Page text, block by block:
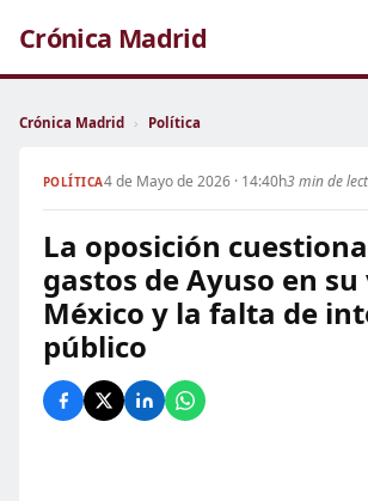
Crónica Madrid
Crónica Madrid › Política
POLÍTICA4 de Mayo de 2026 · 14:40h3 min de
La oposición
gastos de Ayuso en su
México y la falta de
público